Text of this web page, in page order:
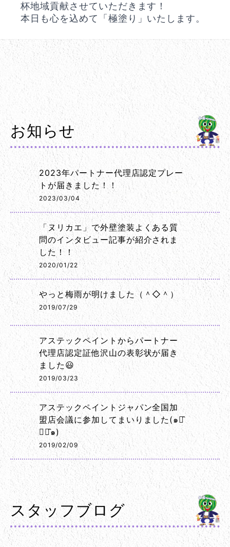
杯地域貢献させていただきます！
本日も心を込めて「極塗り」いたします。
お知らせ
2023年パートナー代理店認定プレー
トが届きました！！
2023/03/04
「ヌリカエ」で外壁塗装よくある質
問のインタビュー記事が紹介されま
した！！
2020/01/22
やっと梅雨が明けました（＾◇＾）
2019/07/29
アステックペイントからパートナー
代理店認定証他沢山の表彰状が届き
ました😃
2019/03/23
アステックペイントジャパン全国加
盟店会議に参加してまいりました(๑･̑
◡･̑๑)
2019/02/09
スタッフブログ